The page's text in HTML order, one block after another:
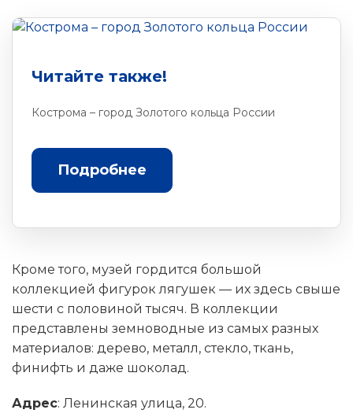
Читайте также!
Кострома – город Золотого кольца России
Подробнее
Кроме того, музей гордится большой
коллекцией фигурок лягушек — их здесь свыше
шести с половиной тысяч. В коллекции
представлены земноводные из самых разных
материалов: дерево, металл, стекло, ткань,
финифть и даже шоколад.
Адрес: Ленинская улица, 20.